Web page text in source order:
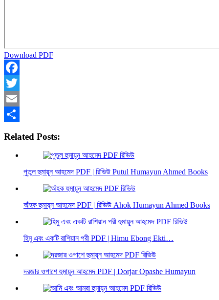
Download PDF
Facebook
Twitter
Email
Related Posts:
পুতুল হুমায়ূন আহমেদ PDF | রিভিউ Putul Humayun Ahmed Books
অঁহক হুমায়ূন আহমেদ PDF | রিভিউ Ahok Humayun Ahmed Books
হিমু এবং একটি রাশিয়ান পরী PDF | Himu Ebong Ekti…
দরজার ওপাশে হুমায়ূন আহমেদ PDF | Dorjar Opashe Humayun